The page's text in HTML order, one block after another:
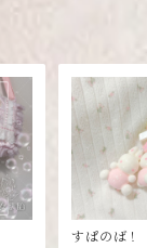
すぱのば！